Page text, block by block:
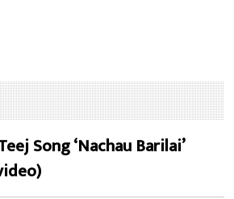
Song ‘Nachau Barilai’